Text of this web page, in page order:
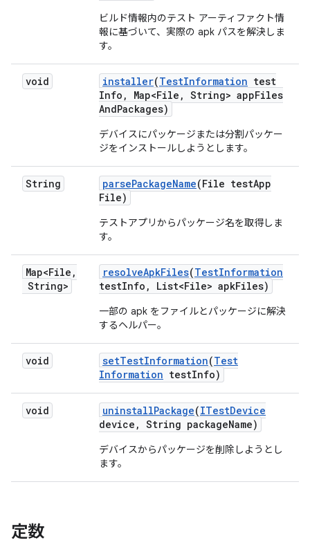
ビルド情報内のテスト アーティファクト情
報に基づいて、実際の apk パスを解決しま
す。
void installer(TestInformation test
Info , Map<File , String> appFiles
AndPackages)
デバイスにパッケージまたは分割パッケー
ジをインストールしようとします。
String parsePackageName(File testApp
File)
テストアプリからパッケージ名を取得しま
す。
Map<File ,
String>
resolveApkFiles(TestInformation
testInfo , List<File> apkFiles)
一部の apk をファイルとパッケージに解決
するヘルパー。
void setTestInformation(Test
Information testInfo)
void uninstallPackage(ITestDevice
device , String packageName)
デバイスからパッケージを削除しようとし
ます。
定数